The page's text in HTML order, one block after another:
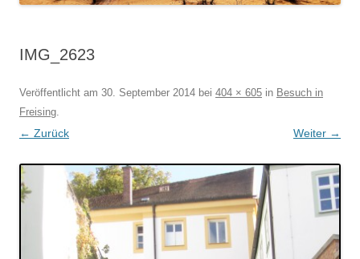
IMG_2623
Veröffentlicht am 30. September 2014 bei 404 × 605 in Besuch in
Freising.
← Zurück Weiter →